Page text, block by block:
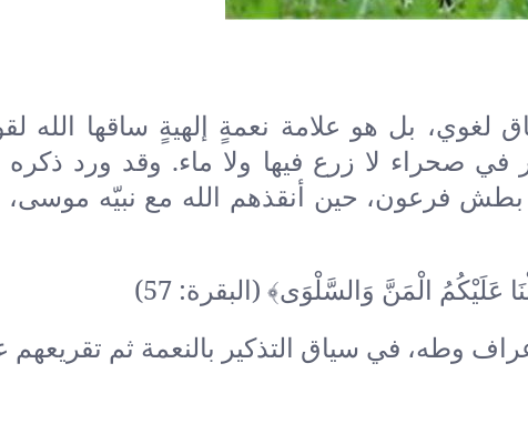
بل هو علامة نعمةٍ إلهيةٍ ساقها الله
في صحراء لا زرع فيها ولا ماء. وقد ورد ذكره
فرعون، حين أنقذهم الله مع نبيّه موسى،
الْمَنَّ وَالسَّلْوَى﴾ (البقرة: 57)
وطه، في سياق التذكير بالنعمة ثم تقريعهم